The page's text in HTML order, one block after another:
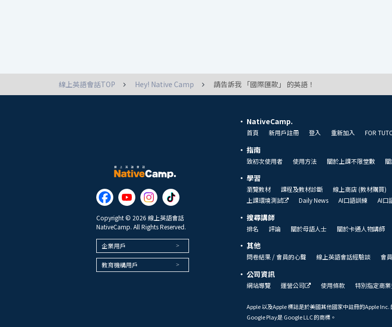
線上英語會話TOP Hey! Native Camp 請告訴我 「國際匯款」 的英語！
Copyright © 2026 線上英語會話
NativeCamp. All Rights Reserved.
企業用戶
教育機構用戶
NativeCamp.
首頁 新用戶註冊 登入 重新加入 FOR
指南
致初次使用者 使用方法 關於上課不限堂數
學習
瀏覽教材 課程及教材診斷 線上商店 (教材購買)
上課環境測試
Daily News AI口語訓練 AI口
搜尋講師
排名 評論 關於母語人士 關於卡通人物講師
其他
問卷結果 / 會員的心聲 線上英語會話經驗談 會
公司資訊
網站導覽 運營公司 使用條款 特別指定商
Apple 以及Apple 標誌是於美國其他國家中註冊的Apple
Google Play是 Google LLC 的商標。